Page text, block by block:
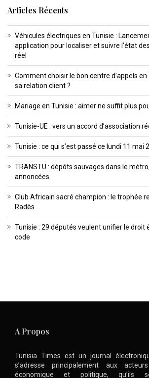
Articles Récents
Véhicules électriques en Tunisie :
application pour localiser et suivre l’état
réel
Comment choisir le bon centre d’appels
sa relation client ?
Mariage en Tunisie : aimer ne suffit plus
Tunisie-UE : vers un accord d’association
Tunisie : ce qui s’est passé ce lundi 11 mai
TRANSTU : dépôts sauvages dans le
annoncées
Club Africain sacré champion : le trophée
Radès
Tunisie : 29 députés veulent unifier le droit
code
A Propos
Tunisia Times est un journal
s’adresse principalement aux
économique et politique, qu’ils